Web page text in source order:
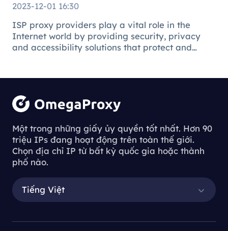
2023-12-01 16:30
ISP proxy providers play a vital role in the
Internet world by providing security, privacy
and accessibility solutions that protect and
Understanding
the Process of
Downloading
Proxy Servers
Một trong những giấy ủy quyền tốt nhất. Hơn 90
triệu IPs đang hoạt động trên toàn thế giới.
Chọn địa chỉ IP từ bất kỳ quốc gia hoặc thành
phố nào.
Tiếng Việt